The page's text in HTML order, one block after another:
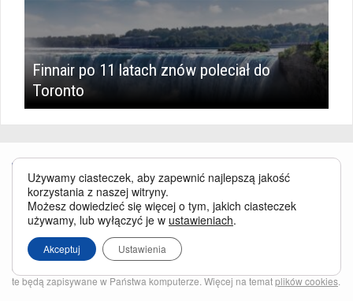
Finnair po 11 latach znów poleciał do
Toronto
Serwis BusinessTraveller.pl wykorzystuje pliki cookies
technologie o analogicznym charakterze, przede wszystkim w celu
zapewnienia Państwu najlepszej jakości oferowanych usług, a ponadto w
celach statystycznych i reklamowych. Korzystanie z serwisu oznacza, że pliki
te będą zapisywane w Państwa komputerze. Więcej na tematplików cookies.
Używamy ciasteczek, aby zapewnić najlepszą jakość
korzystania z naszej witryny.
Możesz dowiedzieć się więcej o tym, jakich ciasteczek
używamy, lub wyłączyć je w ustawieniach.
Akceptuj Ustawienia